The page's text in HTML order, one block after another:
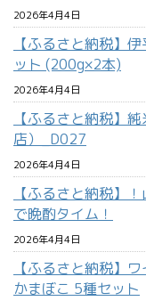
2026年4月4日
【ふるさと納税】
ット (200g×2本)
2026年4月4日
【ふるさと納税】
店）_D027
2026年4月4日
【ふるさと納税】
で晩酌タイム！
2026年4月4日
【ふるさと納税】
かまぼこ 5種セット